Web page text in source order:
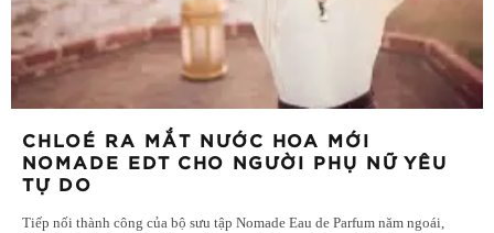
CHLOÉ RA MẮT NƯỚC HOA MỚI
NOMADE EDT CHO NGƯỜI PHỤ NỮ YÊU
TỰ DO
Tiếp nối thành công của bộ sưu tập Nomade Eau de Parfum năm ngoái,